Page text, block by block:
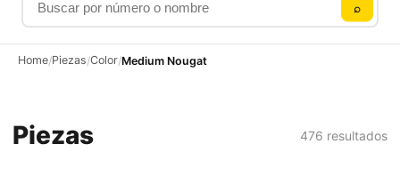
⌕
Home/Piezas/Color/Medium Nougat
Piezas 476 resultados